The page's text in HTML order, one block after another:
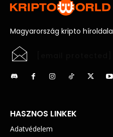
Magyarország kripto híroldala
HASZNOS LINKEK
Adatvédelem